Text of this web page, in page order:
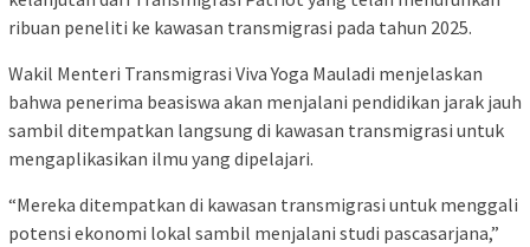
ribuan peneliti ke kawasan transmigrasi pada tahun 2025.
Wakil Menteri Transmigrasi Viva Yoga Mauladi menjelaskan
bahwa penerima beasiswa akan menjalani pendidikan jarak jauh
sambil ditempatkan langsung di kawasan transmigrasi untuk
mengaplikasikan ilmu yang dipelajari.
“Mereka ditempatkan di kawasan transmigrasi untuk menggali
potensi ekonomi lokal sambil menjalani studi pascasarjana,”